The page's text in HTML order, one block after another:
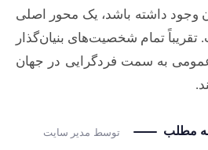
وجود داشته باشد، یک محور اصلی
تمام شخصیت‌های بنیان‌گذار
به سمت فردگرایی در جهان
توسط مدیر سایت مطلب